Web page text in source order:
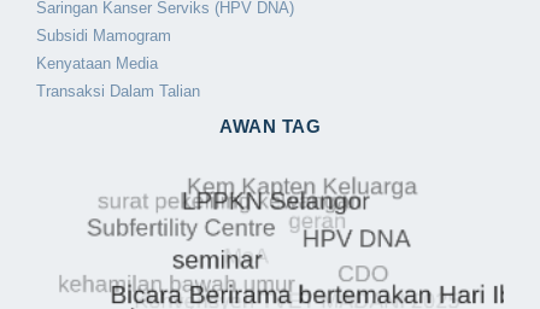
Saringan Kanser Serviks (HPV DNA)
Subsidi Mamogram
Kenyataan Media
Transaksi Dalam Talian
AWAN TAG